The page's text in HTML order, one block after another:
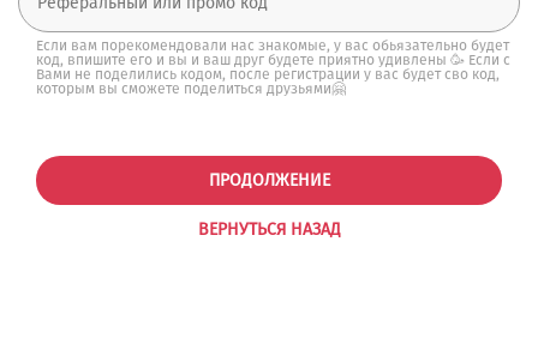
Если вам порекомендовали нас знакомые, у вас обьязательно будет
код, впишите его и вы и ваш друг будете приятно удивлены 🥳 Если с
Вами не поделились кодом, после регистрации у вас будет сво код,
которым вы сможете поделиться друзьями🤗
ВЕРНУТЬСЯ НАЗАД
ПРОДОЛЖЕНИЕ